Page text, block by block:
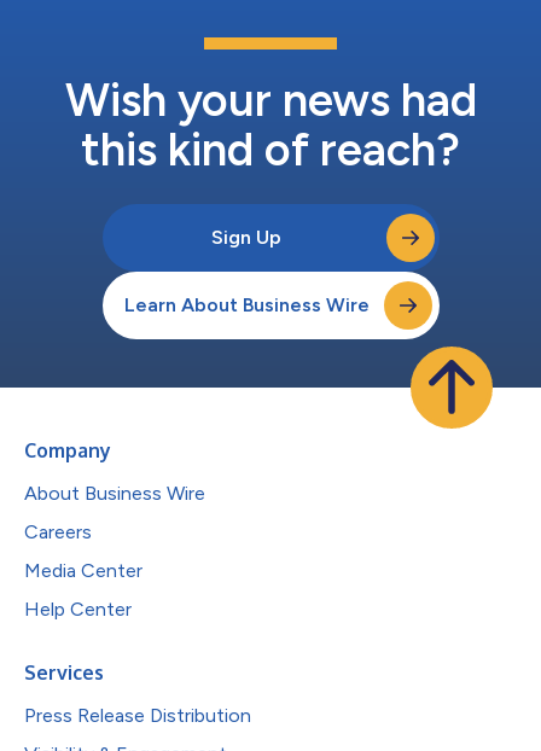
Wish your news had
this kind of reach?
Sign Up
Learn About Business Wire
Company
About Business Wire
Careers
Media Center
Help Center
Services
Press Release Distribution